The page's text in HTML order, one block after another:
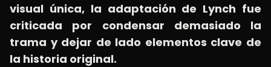
visual única, la adaptación de Lynch fue
criticada por condensar demasiado la
trama y dejar de lado elementos clave de
la historia original.